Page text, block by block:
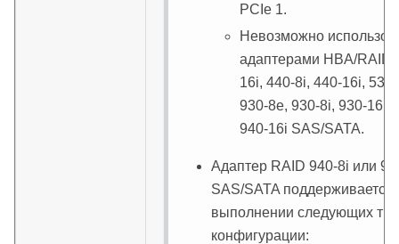
PCIe 1.
Невозможно
адаптерами HBA/RAID
16i, 440-8i, 440-16i,
930-8e, 930-8i, 930-16i,
940-16i SAS/SATA.
Адаптер RAID 940-8i или
SAS/SATA поддерживается
выполнении следующих
конфигурации: